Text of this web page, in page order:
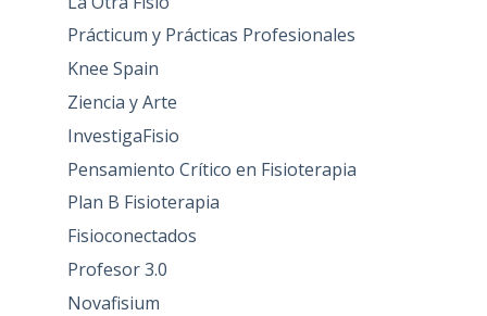
Prácticum y Prácticas Profesionales
Knee Spain
Ziencia y Arte
InvestigaFisio
Pensamiento Crítico en Fisioterapia
Plan B Fisioterapia
Fisioconectados
Profesor 3.0
Novafisium